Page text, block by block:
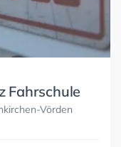
Fahrschule
Vörden